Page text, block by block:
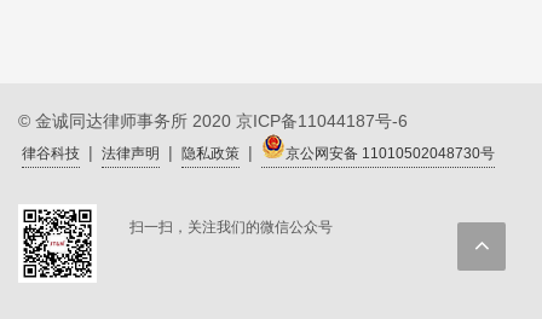
© 金诚同达律师事务所 2020 京ICP备11044187号-6
律谷科技 | 法律声明 | 隐私政策 | 京公网安备 11010502048730号
扫一扫，关注我们的微信公众号